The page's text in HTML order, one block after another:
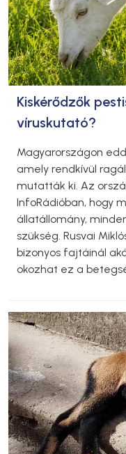
Kiskérődzők
víruskutató?
Magyarországon
amely rendkívül
mutatták ki. Az
InfoRádióban, hogy
állatállomány,
szükség. Rusvai
bizonyos fajtáinál
okozhat ez a